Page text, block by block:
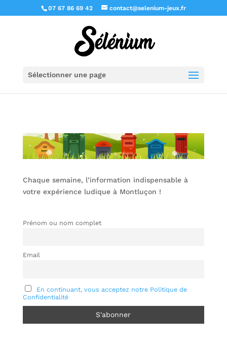
07 67 86 69 42 contact@selenium-jeux.fr
Sélectionner une page
Chaque semaine, l’information indispensable à
votre expérience ludique à Montluçon !
Prénom ou nom complet
Email
En continuant, vous acceptez notre Politique de
Confidentialité